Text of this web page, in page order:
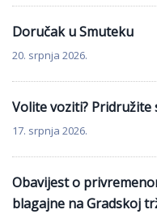
Doručak u Smuteku
20. srpnja 2026.
Volite voziti? Pridružite
17. srpnja 2026.
Obavijest o
blagajne na Gradskoj